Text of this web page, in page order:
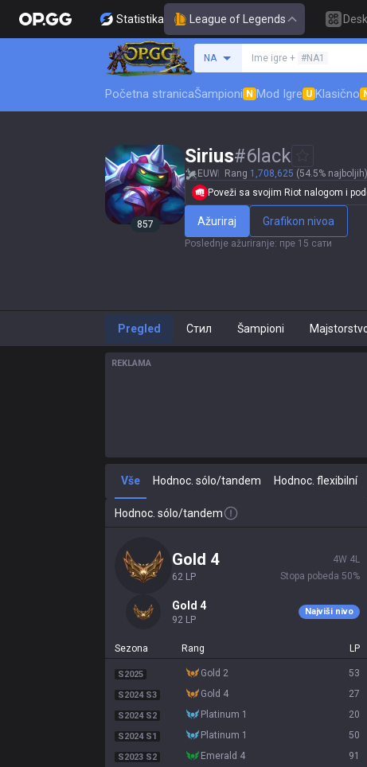
Statistika League of Legends
NA Ime igre + #NA1
Početna stranicaŠampioni N Mod Igre U Klasično
857
Sirius#6lack
EUW Rang 1,708,625 (54.5% najboljih)
Poveži sa svojim Riot nalogom i
Ažuriraj Grafikon nivoa
Poslednje ažuriranje: пре 15 сати
Pregled Стил Šampioni
REKLAMA
Vše Hodnoc. sólo/tandem Hodnoc. flexibilní
Hodnoc. sólo/tandem
gold 4
62 LP
4W 4L
Stopa pobeda 50%
gold 4
92 LP
Najviši nivo
Sezona Rang LP
S2025 gold 2 53
S2024 S3 gold 4 27
S2024 S2 platinum 1 20
S2024 S1 platinum 1 50
S2023 S2 emerald 4 91